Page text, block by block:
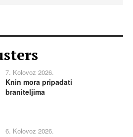
7. Kolovoz 2026.
Knin mora pripadati
braniteljima
6. Kolovoz 2026.